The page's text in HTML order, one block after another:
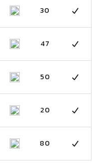
30
47
50
20
80